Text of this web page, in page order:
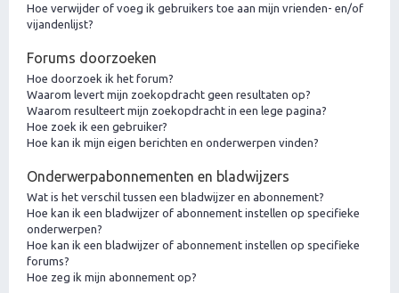
Hoe verwijder of voeg ik gebruikers toe aan mijn vrienden- en/of
vijandenlijst?
Forums doorzoeken
Hoe doorzoek ik het forum?
Waarom levert mijn zoekopdracht geen resultaten op?
Waarom resulteert mijn zoekopdracht in een lege pagina?
Hoe zoek ik een gebruiker?
Hoe kan ik mijn eigen berichten en onderwerpen vinden?
Onderwerpabonnementen en bladwijzers
Wat is het verschil tussen een bladwijzer en abonnement?
Hoe kan ik een bladwijzer of abonnement instellen op specifieke
onderwerpen?
Hoe kan ik een bladwijzer of abonnement instellen op specifieke
forums?
Hoe zeg ik mijn abonnement op?